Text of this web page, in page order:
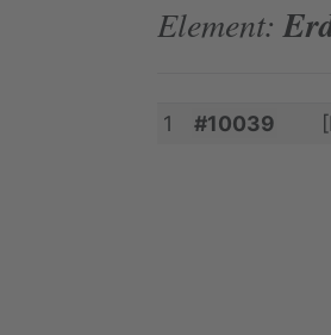
Element:
1 #10039